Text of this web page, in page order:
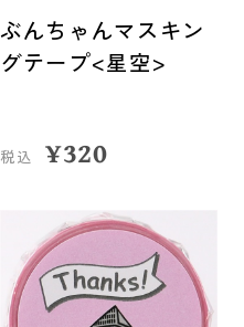
ぶんちゃんマスキン
グテープ<星空>
税込 ¥320